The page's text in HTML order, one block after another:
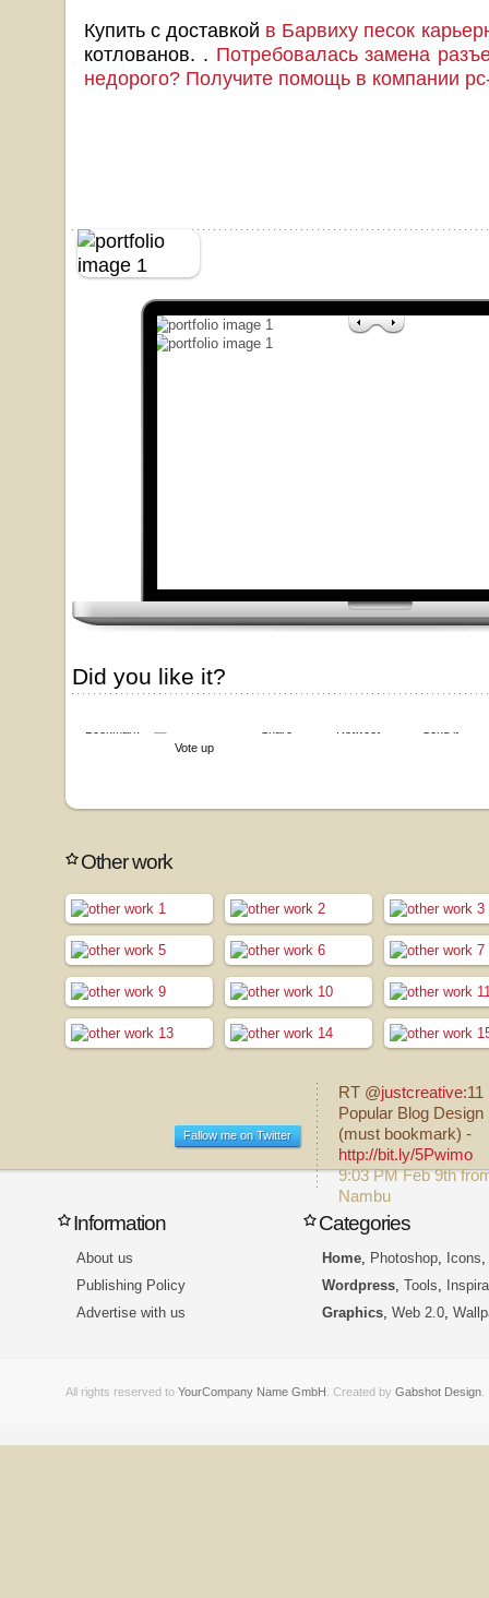
Купить с доставкой в Барвиху песок
котлованов. . Потребовалась замена
недорого? Получите помощь в компании
Did you like it?
Vote up
Other work
Fallow me on Twitter
RT @justcreative:11
Popular Blog Design
(must bookmark) -
http://bit.ly/5Pwimo
9:03 PM Feb 9th
Nambu
Information
About us
Publishing Policy
Advertise with us
Categories
Home Photoshop Icons
Wordpress Tools
Graphics Web 2.0
All rights reserved to YourCompany Name GmbH . Created by Gabshot Design